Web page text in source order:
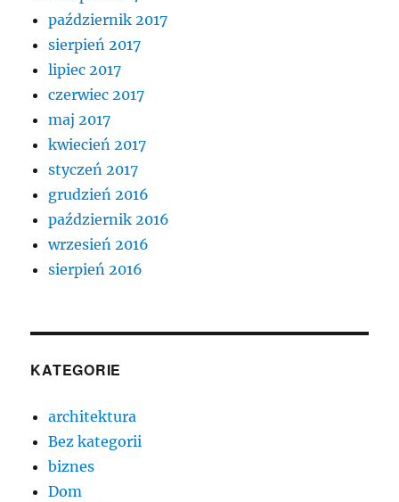
październik 2017
sierpień 2017
lipiec 2017
czerwiec 2017
maj 2017
kwiecień 2017
styczeń 2017
grudzień 2016
październik 2016
wrzesień 2016
sierpień 2016
KATEGORIE
architektura
Bez kategorii
biznes
Dom